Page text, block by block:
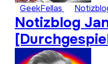
GeekFellas
Notizblog